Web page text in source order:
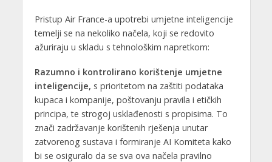
Pristup Air France-a upotrebi umjetne inteligencije
temelji se na nekoliko načela, koji se redovito
ažuriraju u skladu s tehnološkim napretkom:
Razumno i kontrolirano korištenje umjetne
inteligencije, s prioritetom na zaštiti podataka
kupaca i kompanije, poštovanju pravila i etičkih
principa, te strogoj usklađenosti s propisima. To
znači zadržavanje korištenih rješenja unutar
zatvorenog sustava i formiranje AI Komiteta kako
bi se osiguralo da se sva ova načela pravilno